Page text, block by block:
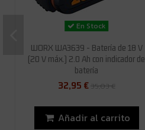
En Stock
WORX WA3639 - Batería de 18 V
(20 V máx.) 2.0 Ah con indicador de
batería
32,95 €35,03 €
Añadir al carrito